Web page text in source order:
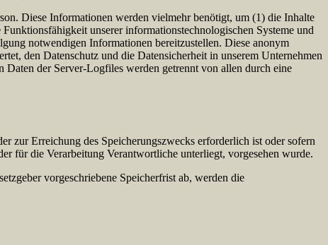
Diese Informationen werden vielmehr benötigt, um (1) die Inhalte
unserer informationstechnologischen Systeme und
notwendigen Informationen bereitzustellen. Diese anonym
den Datenschutz und die Datensicherheit in unserem Unternehmen
Daten der Server-Logfiles werden getrennt von allen durch eine
zur Erreichung des Speicherungszwecks erforderlich ist oder sofern
für die Verarbeitung Verantwortliche unterliegt, vorgesehen wurde.
vorgeschriebene Speicherfrist ab, werden die